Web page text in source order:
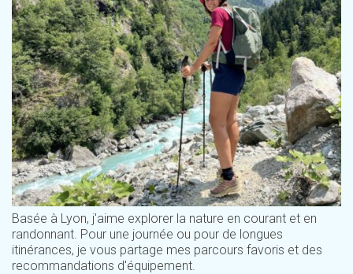
Basée à Lyon, j'aime explorer la nature en courant et en
randonnant. Pour une journée ou pour de longues
itinérances, je vous partage mes parcours favoris et des
recommandations d'équipement.